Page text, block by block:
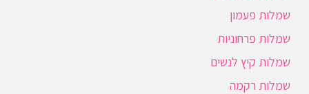
שמלות פעמון
שמלות פרחוניות
שמלות קיץ לנשים
שמלות רקמה